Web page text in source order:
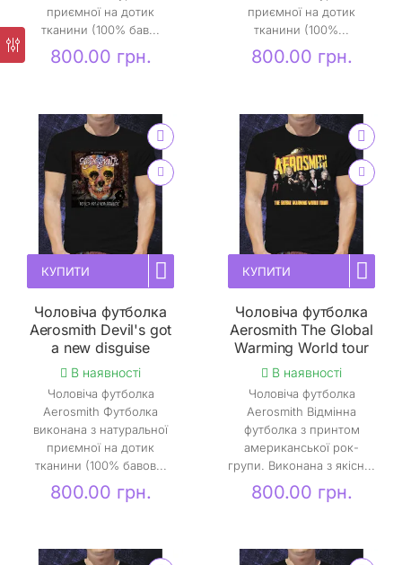
приємної на дотик
тканини (100% бав...
800.00 грн.
приємної на дотик
тканини (100%...
800.00 грн.
КУПИТИ
Чоловіча футболка
Aerosmith Devil's got
a new disguise
В наявності
Чоловіча футболка
Aerosmith Футболка
виконана з натуральної
приємної на дотик
тканини (100% бавов...
800.00 грн.
КУПИТИ
Чоловіча футболка
Aerosmith The Global
Warming World tour
В наявності
Чоловіча футболка
Aerosmith Відмінна
футболка з принтом
американської рок-
групи. Виконана з якісн...
800.00 грн.